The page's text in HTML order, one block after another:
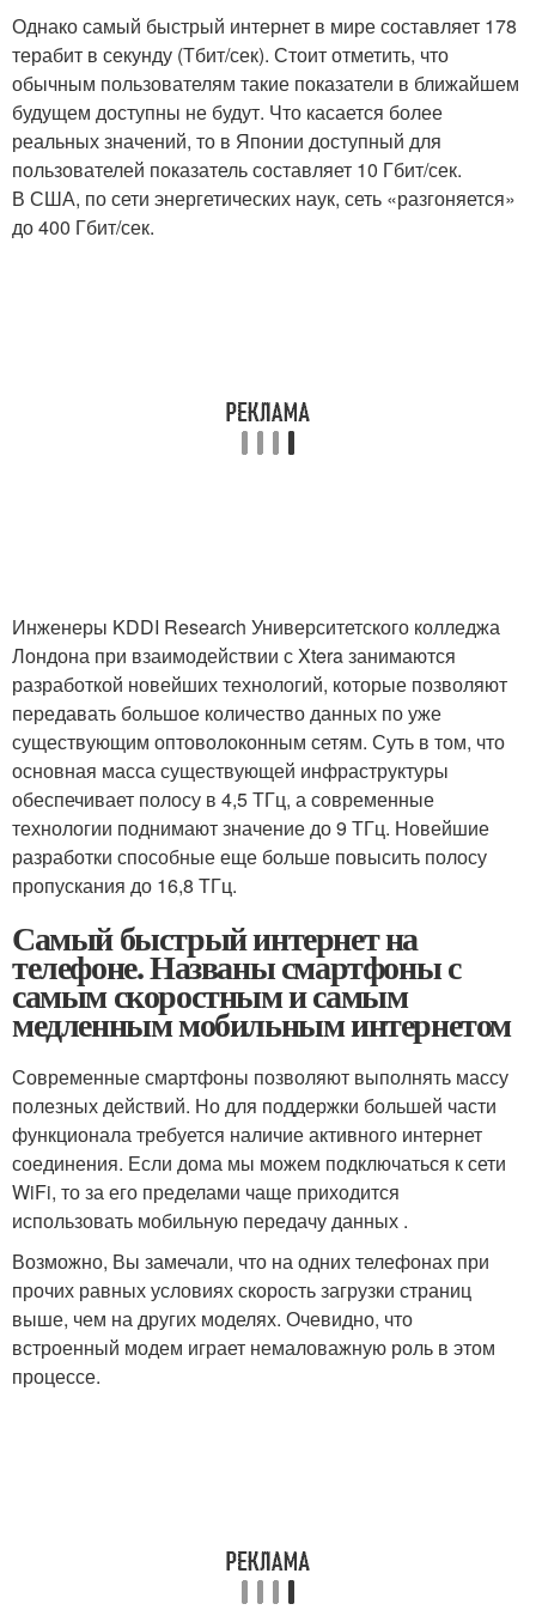
Однако самый быстрый интернет в мире составляет 178
терабит в секунду (Тбит/сек). Стоит отметить, что
обычным пользователям такие показатели в ближайшем
будущем доступны не будут. Что касается более
реальных значений, то в Японии доступный для
пользователей показатель составляет 10 Гбит/сек.
В США, по сети энергетических наук, сеть «разгоняется»
до 400 Гбит/сек.
Инженеры KDDI Research Университетского колледжа
Лондона при взаимодействии с Xtera занимаются
разработкой новейших технологий, которые позволяют
передавать большое количество данных по уже
существующим оптоволоконным сетям. Суть в том, что
основная масса существующей инфраструктуры
обеспечивает полосу в 4,5 ТГц, а современные
технологии поднимают значение до 9 ТГц. Новейшие
разработки способные еще больше повысить полосу
пропускания до 16,8 ТГц.
Самый быстрый интернет на
телефоне. Названы смартфоны с
самым скоростным и самым
медленным мобильным интернетом
Современные смартфоны позволяют выполнять массу
полезных действий. Но для поддержки большей части
функционала требуется наличие активного интернет
соединения. Если дома мы можем подключаться к сети
WiFi, то за его пределами чаще приходится
использовать мобильную передачу данных .
Возможно, Вы замечали, что на одних телефонах при
прочих равных условиях скорость загрузки страниц
выше, чем на других моделях. Очевидно, что
встроенный модем играет немаловажную роль в этом
процессе.